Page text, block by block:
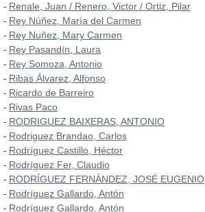
- Renale, Juan / Renero, Victor / Ortiz, Pilar
- Rey Núñez, María del Carmen
- Rey Nuñez, Mary Carmen
- Rey Pasandín, Laura
- Rey Somoza, Antonio
- Ribas Álvarez, Alfonso
- Ricardo de Barreiro
- Rivas Paco
- RODRIGUEZ BAIXERAS, ANTONIO
- Rodriguez Brandao, Carlos
- Rodríguez Castillo, Héctor
- Rodríguez Fer, Claudio
- RODRÍGUEZ FERNÁNDEZ, JOSÉ EUGENIO
- Rodríguez Gallardo, Antón
- Rodríguez Gallardo, Antón